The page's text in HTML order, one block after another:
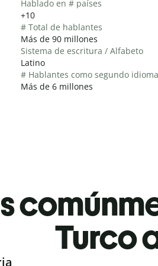
Hablado en # países
+10
# Total de hablantes
Más de 90 millones
Sistema de escritura / Alfabeto
Latino
# Hablantes como segundo idioma
Más de 6 millones
Turco